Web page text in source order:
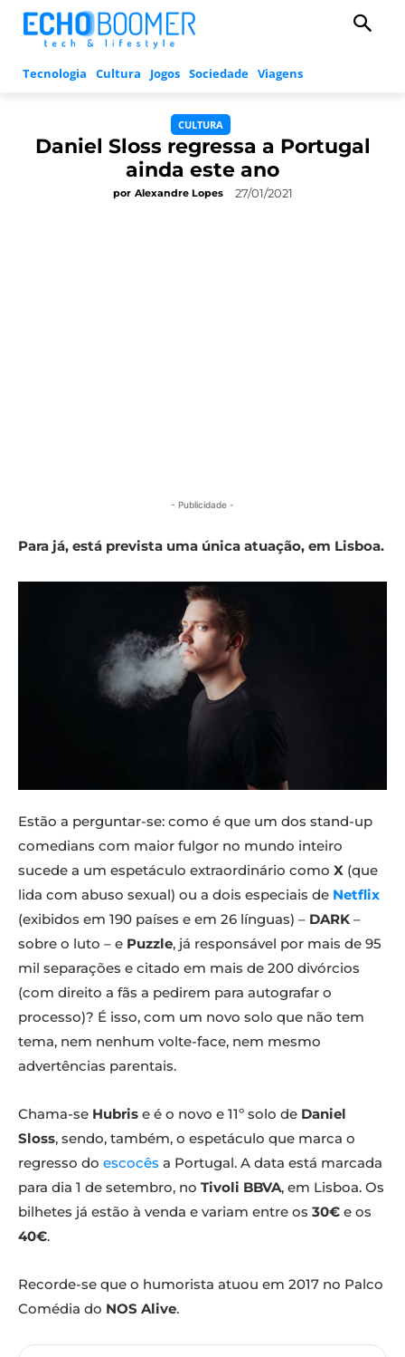
Tecnologia Cultura Jogos Sociedade Viagens
CULTURA
Daniel Sloss regressa a Portugal
ainda este ano
por Alexandre Lopes 27/01/2021
- Publicidade -
Para já, está prevista uma única atuação, em Lisboa.
Estão a perguntar-se: como é que um dos stand-up
comedians com maior fulgor no mundo inteiro
sucede a um espetáculo extraordinário como X (que
lida com abuso sexual) ou a dois especiais de Netflix
(exibidos em 190 países e em 26 línguas) – DARK –
sobre o luto – e Puzzle, já responsável por mais de 95
mil separações e citado em mais de 200 divórcios
(com direito a fãs a pedirem para autografar o
processo)? É isso, com um novo solo que não tem
tema, nem nenhum volte-face, nem mesmo
advertências parentais.
Chama-se Hubris e é o novo e 11º solo de Daniel
Sloss, sendo, também, o espetáculo que marca o
regresso do escocês a Portugal. A data está marcada
para dia 1 de setembro, no Tivoli BBVA, em Lisboa. Os
bilhetes já estão à venda e variam entre os 30€ e os
40€.
Recorde-se que o humorista atuou em 2017 no Palco
Comédia do NOS Alive.